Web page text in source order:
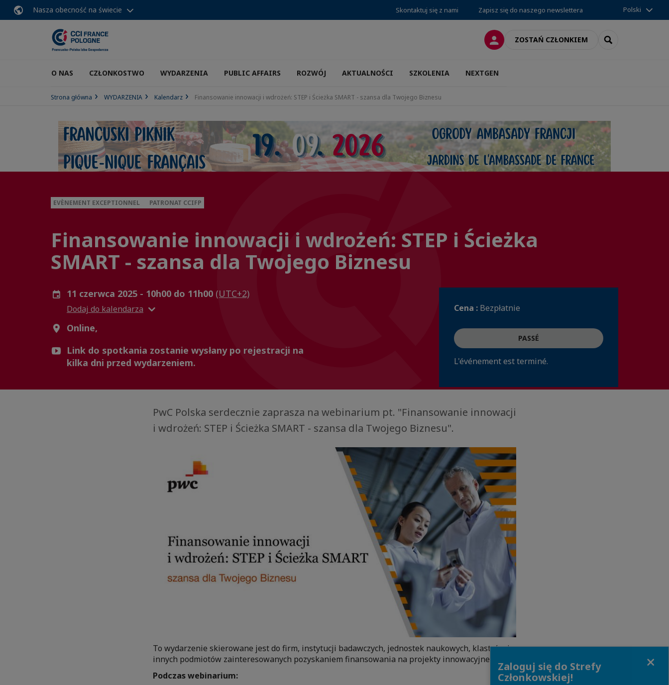
Nasza obecność na świecie Skontaktuj się z nami Zapisz się do naszego newslettera Polski
LOGOWANIEZOSTAŃ CZŁONKIEM SEARCH
O NAS CZŁONKOSTWO WYDARZENIA PUBLIC AFFAIRS ROZWÓJ AKTUALNOŚCI SZKOLENIA NEXTGEN
Strona główna WYDARZENIA Kalendarz Finansowanie innowacji i wdrożeń: STEP i Ścieżka SMART - szansa dla Twojego Biznesu
EVÈNEMENT EXCEPTIONNEL PATRONAT CCIFP
Finansowanie innowacji i wdrożeń: STEP i Ścieżka
SMART - szansa dla Twojego Biznesu
11 czerwca 2025 - 10h00 do 11h00 (UTC+2)
Dodaj do kalendarza
Online,
Link do spotkania zostanie wysłany po rejestracji na
kilka dni przed wydarzeniem.
Cena : Bezpłatnie
PASSÉ
L'événement est terminé.
PwC Polska serdecznie zaprasza na webinarium pt. "Finansowanie innowacji
i wdrożeń: STEP i Ścieżka SMART - szansa dla Twojego Biznesu".
To wydarzenie skierowane jest do firm, instytucji badawczych, jednostek naukowych, klastrów i
innych podmiotów zainteresowanych pozyskaniem finansowania na projekty innowacyjne.
Podczas webinarium:
Zaloguj się do Strefy
Członkowskiej!